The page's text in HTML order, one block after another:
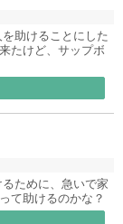
助けることにした
たけど、サップボ
ために、急いで家
て助けるのかな？